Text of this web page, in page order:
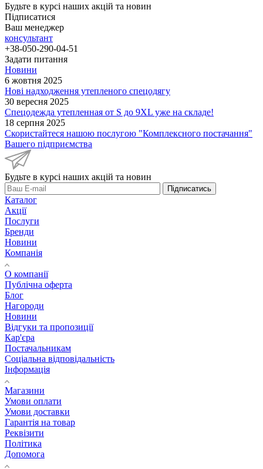
Будьте в курсі наших акцій та новин
Підписатися
Ваш менеджер
консультант
+38-050-290-04-51
Задати питання
Новини
6 жовтня 2025
Нові надходження утепленого спецодягу
30 вересня 2025
Спецодежда утепленная от S до 9XL уже на складе!
18 серпня 2025
Скористайтеся нашою послугою "Комплексного постачання"
Вашего підприємства
Будьте в курсі наших акцій та новин
Підписатись
Каталог
Акції
Послуги
Бренди
Новини
Компанія
О компанії
Публічна оферта
Блог
Нагороди
Новини
Відгуки та пропозиції
Кар'єра
Постачальникам
Соціальна відповідальність
Інформація
Магазини
Умови оплати
Умови доставки
Гарантія на товар
Реквізити
Політика
Допомога